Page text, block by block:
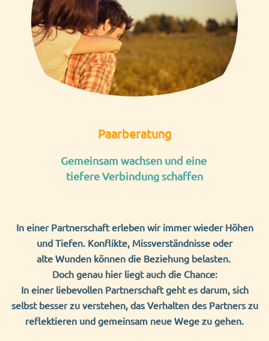
Paarberatung
Gemeinsam wachsen und eine
tiefere Verbindung schaffen
In einer Partnerschaft erleben wir immerwieder Höhen
und Tiefen. Konflikte, Missverständnisse oder
alte Wunden können die Beziehung belasten.
Doch genau hier liegt auch die Chance:
In einer liebevollen Partnerschaft geht es darum, sich
selbst besser zu verstehen, das Verhalten des Partners zu
reflektieren und gemeinsam neue Wege zu gehen.